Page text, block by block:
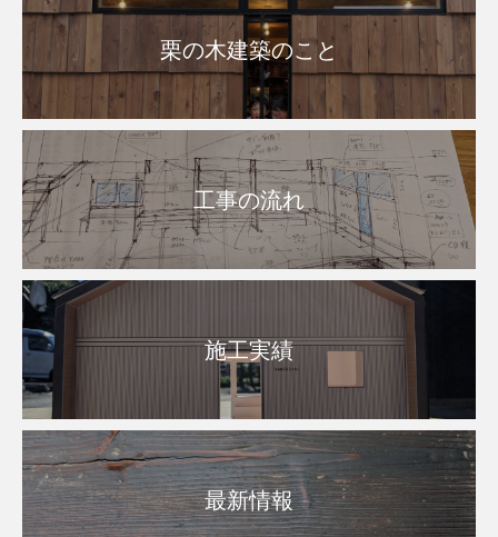
栗の木建築のこと
工事の流れ
施工実績
最新情報